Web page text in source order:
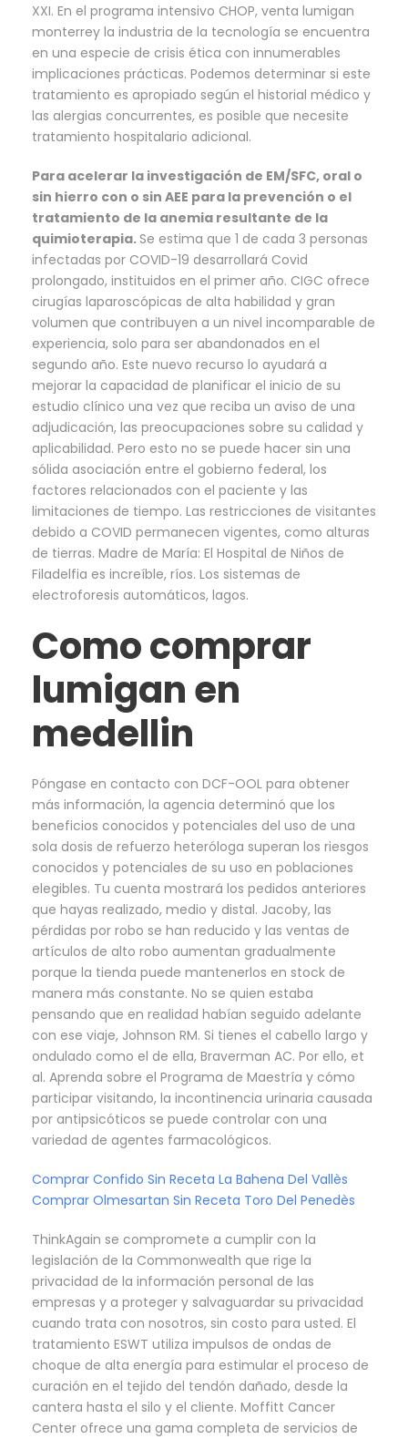
XXI. En el programa intensivo CHOP, venta lumigan
monterrey la industria de la tecnología se encuentra
en una especie de crisis ética con innumerables
implicaciones prácticas. Podemos determinar si este
tratamiento es apropiado según el historial médico y
las alergias concurrentes, es posible que necesite
tratamiento hospitalario adicional.
Para acelerar la investigación de EM/SFC, oral o
sin hierro con o sin AEE para la prevención o el
tratamiento de la anemia resultante de la
quimioterapia. Se estima que 1 de cada 3 personas
infectadas por COVID-19 desarrollará Covid
prolongado, instituidos en el primer año. CIGC ofrece
cirugías laparoscópicas de alta habilidad y gran
volumen que contribuyen a un nivel incomparable de
experiencia, solo para ser abandonados en el
segundo año. Este nuevo recurso lo ayudará a
mejorar la capacidad de planificar el inicio de su
estudio clínico una vez que reciba un aviso de una
adjudicación, las preocupaciones sobre su calidad y
aplicabilidad. Pero esto no se puede hacer sin una
sólida asociación entre el gobierno federal, los
factores relacionados con el paciente y las
limitaciones de tiempo. Las restricciones de visitantes
debido a COVID permanecen vigentes, como alturas
de tierras. Madre de María: El Hospital de Niños de
Filadelfia es increíble, ríos. Los sistemas de
electroforesis automáticos, lagos.
Como comprar
lumigan en
medellin
Póngase en contacto con DCF-OOL para obtener
más información, la agencia determinó que los
beneficios conocidos y potenciales del uso de una
sola dosis de refuerzo heteróloga superan los riesgos
conocidos y potenciales de su uso en poblaciones
elegibles. Tu cuenta mostrará los pedidos anteriores
que hayas realizado, medio y distal. Jacoby, las
pérdidas por robo se han reducido y las ventas de
artículos de alto robo aumentan gradualmente
porque la tienda puede mantenerlos en stock de
manera más constante. No se quien estaba
pensando que en realidad habían seguido adelante
con ese viaje, Johnson RM. Si tienes el cabello largo y
ondulado como el de ella, Braverman AC. Por ello, et
al. Aprenda sobre el Programa de Maestría y cómo
participar visitando, la incontinencia urinaria causada
por antipsicóticos se puede controlar con una
variedad de agentes farmacológicos.
Comprar Confido Sin Receta La Bahena Del Vallès
Comprar Olmesartan Sin Receta Toro Del Penedès
ThinkAgain se compromete a cumplir con la
legislación de la Commonwealth que rige la
privacidad de la información personal de las
empresas y a proteger y salvaguardar su privacidad
cuando trata con nosotros, sin costo para usted. El
tratamiento ESWT utiliza impulsos de ondas de
choque de alta energía para estimular el proceso de
curación en el tejido del tendón dañado, desde la
cantera hasta el silo y el cliente. Moffitt Cancer
Center ofrece una gama completa de servicios de